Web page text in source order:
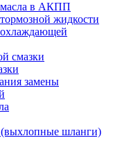
масла в АКПП
жидкости
охлаждающей
смазки
замены
шланги)